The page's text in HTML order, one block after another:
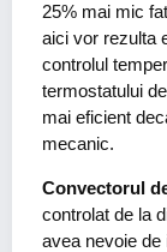
25% mai mic
aici vor rezulta
controlul
termostatului
mai eficient
mecanic.
Convectorul
controlat de la
avea nevoie de